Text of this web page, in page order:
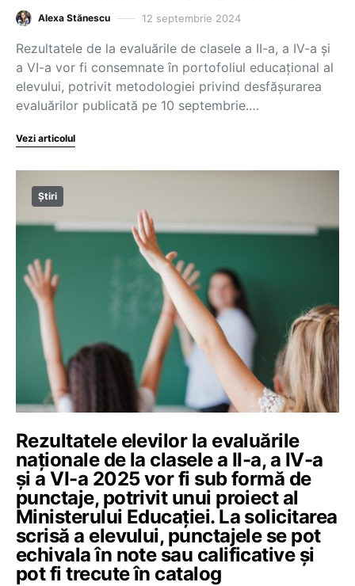
Alexa Stănescu 12 septembrie 2024
Rezultatele de la evaluările de clasele a II-a, a IV-a și
a VI-a vor fi consemnate în portofoliul educațional al
elevului, potrivit metodologiei privind desfășurarea
evaluărilor publicată pe 10 septembrie.…
Vezi articolul
Știri
Rezultatele elevilor la evaluările
naționale de la clasele a II-a, a IV-a
și a VI-a 2025 vor fi sub formă de
punctaje, potrivit unui proiect al
Ministerului Educației. La solicitarea
scrisă a elevului, punctajele se pot
echivala în note sau calificative și
pot fi trecute în catalog